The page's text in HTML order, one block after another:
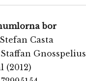
bor
Casta
Gnosspelius
(2012)